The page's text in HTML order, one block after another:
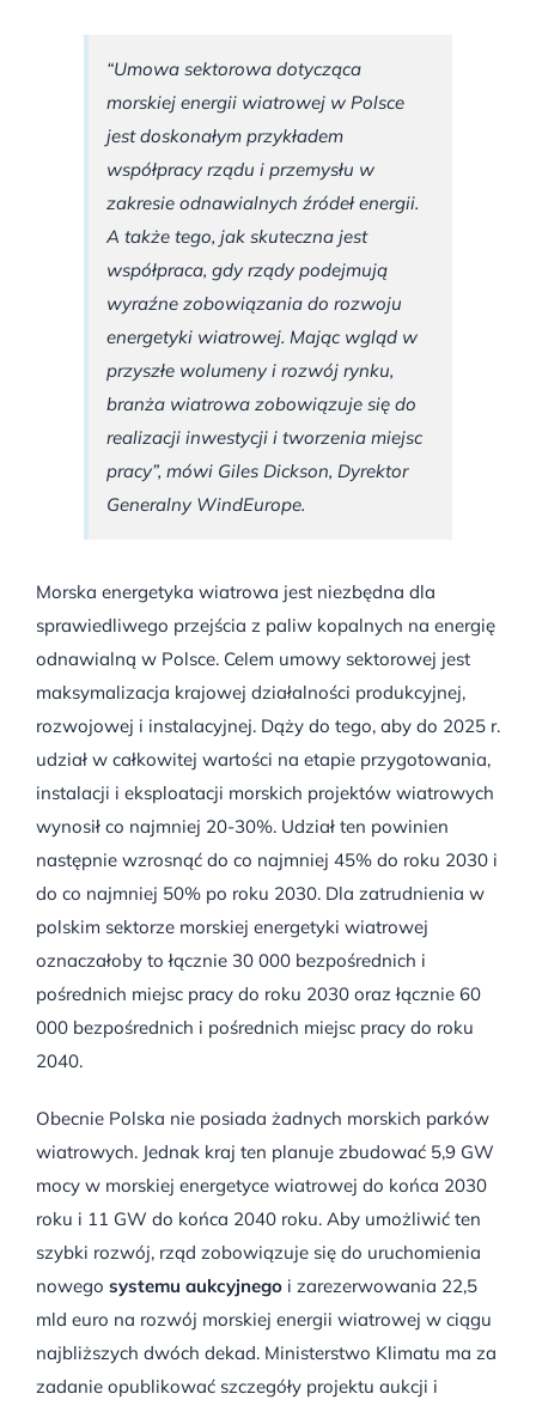
“Umowa sektorowa dotycząca
morskiej energii wiatrowej w Polsce
jest doskonałym przykładem
współpracy rządu i przemysłu w
zakresie odnawialnych źródeł energii.
A także tego, jak skuteczna jest
współpraca, gdy rządy podejmują
wyraźne zobowiązania do rozwoju
energetyki wiatrowej. Mając wgląd w
przyszłe wolumeny i rozwój rynku,
branża wiatrowa zobowiązuje się do
realizacji inwestycji i tworzenia miejsc
pracy”, mówi Giles Dickson, Dyrektor
Generalny WindEurope.
Morska energetyka wiatrowa jest niezbędna dla
sprawiedliwego przejścia z paliw kopalnych na energię
odnawialną w Polsce. Celem umowy sektorowej jest
maksymalizacja krajowej działalności produkcyjnej,
rozwojowej i instalacyjnej. Dąży do tego, aby do 2025 r.
udział w całkowitej wartości na etapie przygotowania,
instalacji i eksploatacji morskich projektów wiatrowych
wynosił co najmniej 20-30%. Udział ten powinien
następnie wzrosnąć do co najmniej 45% do roku 2030 i
do co najmniej 50% po roku 2030. Dla zatrudnienia w
polskim sektorze morskiej energetyki wiatrowej
oznaczałoby to łącznie 30 000 bezpośrednich i
pośrednich miejsc pracy do roku 2030 oraz łącznie 60
000 bezpośrednich i pośrednich miejsc pracy do roku
2040.
Obecnie Polska nie posiada żadnych morskich parków
wiatrowych. Jednak kraj ten planuje zbudować 5,9 GW
mocy w morskiej energetyce wiatrowej do końca 2030
roku i 11 GW do końca 2040 roku. Aby umożliwić ten
szybki rozwój, rząd zobowiązuje się do uruchomienia
nowego systemu aukcyjnegoi zarezerwowania 22,5
mld euro na rozwój morskiej energii wiatrowej w ciągu
najbliższych dwóch dekad. Ministerstwo Klimatu ma za
zadanie opublikować szczegóły projektu aukcji i